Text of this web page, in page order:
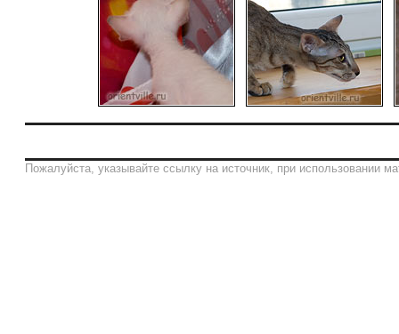
Пожалуйста, указывайте ссылку на источник, при использовании